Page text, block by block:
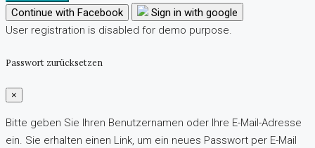
Continue with Facebook
Sign in with google
User registration is disabled for demo purpose.
Passwort zurücksetzen
×
Bitte geben Sie Ihren Benutzernamen oder Ihre E-Mail-Adresse
ein. Sie erhalten einen Link, um ein neues Passwort per E-Mail